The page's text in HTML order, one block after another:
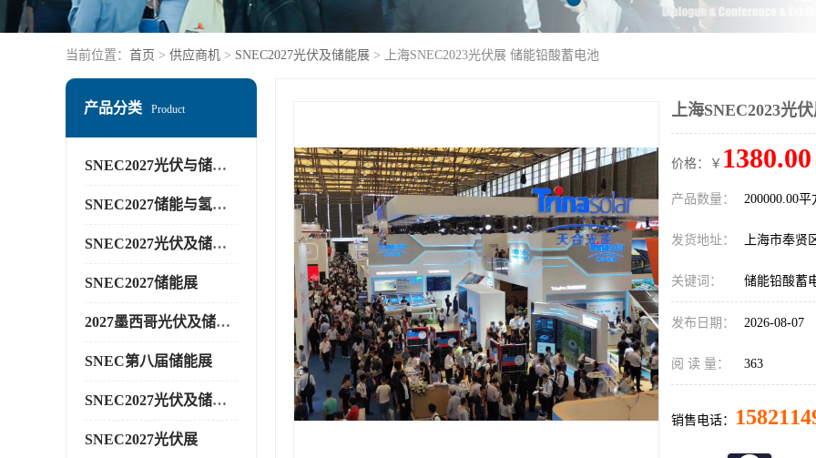
当前位置： 首页 > 供应商机 > SNEC2027光伏及储能展 > 上海SNEC2023光伏展 储能铅酸蓄电池
产品分类 Product
SNEC2027光伏与储能展
SNEC2027储能与氢能展
SNEC2027光伏及储能展
SNEC2027储能展
2027墨西哥光伏及储能展
SNEC第八届储能展
SNEC2027光伏及储能展
SNEC2027光伏展
上海SNEC2023光
价格：￥ 1380.00
产品数量： 200000.00平
发货地址： 上海市奉
关键词： 储能铅酸蓄
发布日期： 2026-08-07
阅 读 量： 363
销售电话：